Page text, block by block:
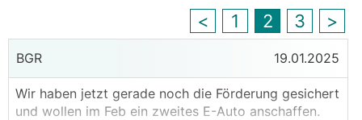
< 1 2 3 >
BGR 19.01.2025
Wir haben jetzt gerade noch die Förderung gesichert
und wollen im Feb ein zweites E-Auto anschaffen.